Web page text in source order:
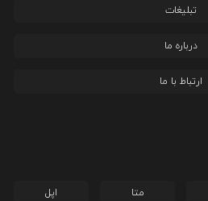
تبلیغات
درباره ما
ارتباط با ما
متا اپل